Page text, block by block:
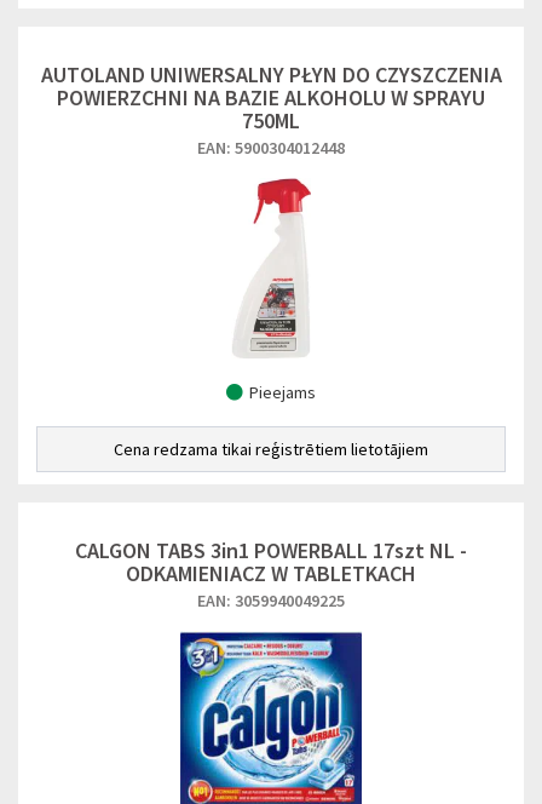
AUTOLAND UNIWERSALNY PŁYN DO CZYSZCZENIA
POWIERZCHNI NA BAZIE ALKOHOLU W SPRAYU
750ML
EAN: 5900304012448
Pieejams
Cena redzama tikai reģistrētiem lietotājiem
CALGON TABS 3in1 POWERBALL 17szt NL -
ODKAMIENIACZ W TABLETKACH
EAN: 3059940049225